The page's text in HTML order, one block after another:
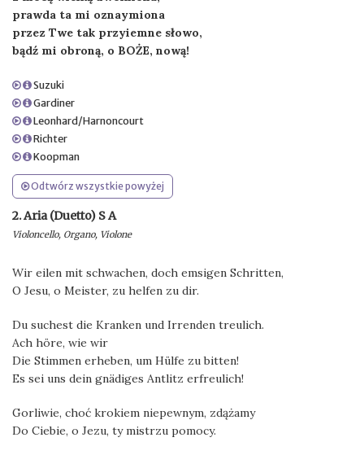
prawda ta mi oznaymiona
przez Twe tak przyiemne słowo,
bądź mi obroną, o BOŻE, nową!
Suzuki
Gardiner
Leonhard/Harnoncourt
Richter
Koopman
Odtwórz wszystkie powyżej
2. Aria (Duetto) S A
Violoncello, Organo, Violone
Wir eilen mit schwachen, doch emsigen Schritten,
O Jesu, o Meister, zu helfen zu dir.
Du suchest die Kranken und Irrenden treulich.
Ach höre, wie wir
Die Stimmen erheben, um Hülfe zu bitten!
Es sei uns dein gnädiges Antlitz erfreulich!
Gorliwie, choć krokiem niepewnym, zdążamy
Do Ciebie, o Jezu, ty mistrzu pomocy.